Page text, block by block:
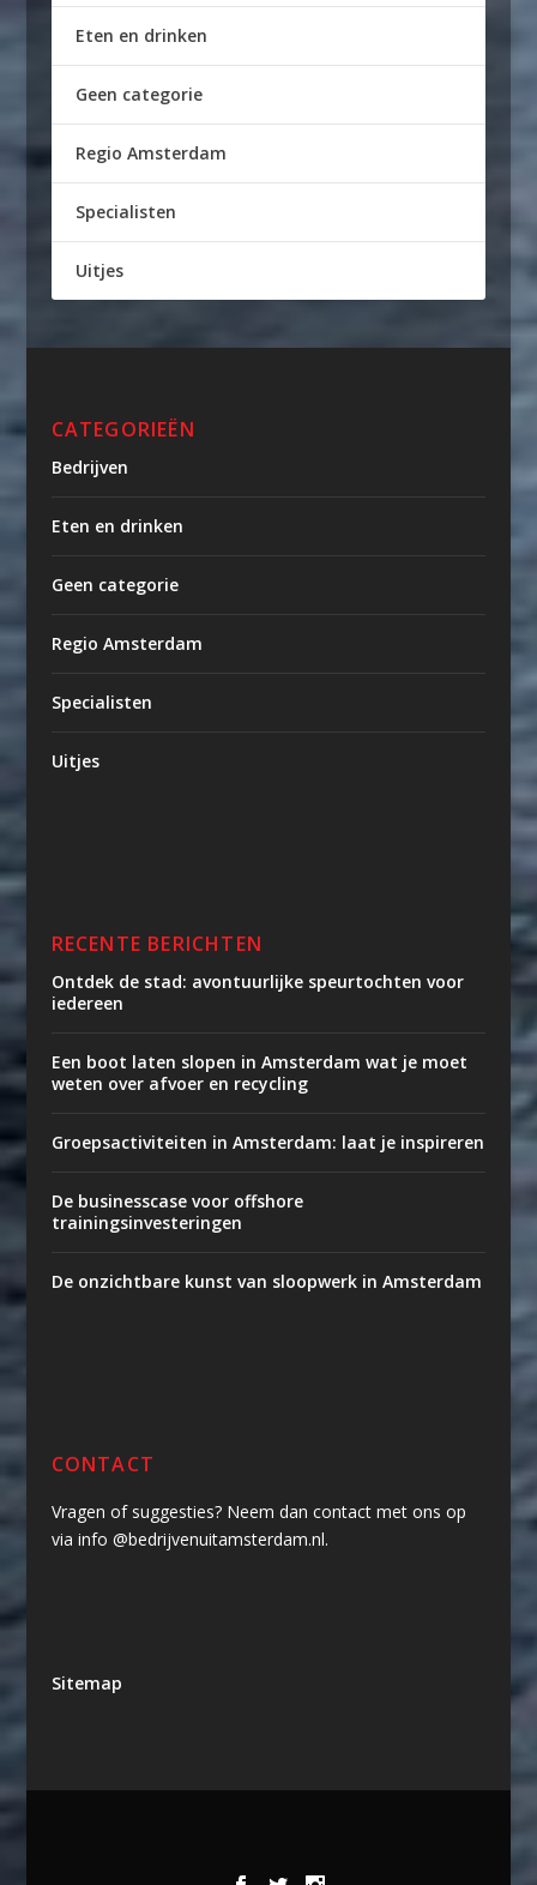
Eten en drinken
Geen categorie
Regio Amsterdam
Specialisten
Uitjes
CATEGORIEËN
Bedrijven
Eten en drinken
Geen categorie
Regio Amsterdam
Specialisten
Uitjes
RECENTE BERICHTEN
Ontdek de stad: avontuurlijke speurtochten voor
iedereen
Een boot laten slopen in Amsterdam wat je moet
weten over afvoer en recycling
Groepsactiviteiten in Amsterdam: laat je inspireren
De businesscase voor offshore
trainingsinvesteringen
De onzichtbare kunst van sloopwerk in Amsterdam
CONTACT
Vragen of suggesties? Neem dan contact met ons op
via info @bedrijvenuitamsterdam.nl.
Sitemap